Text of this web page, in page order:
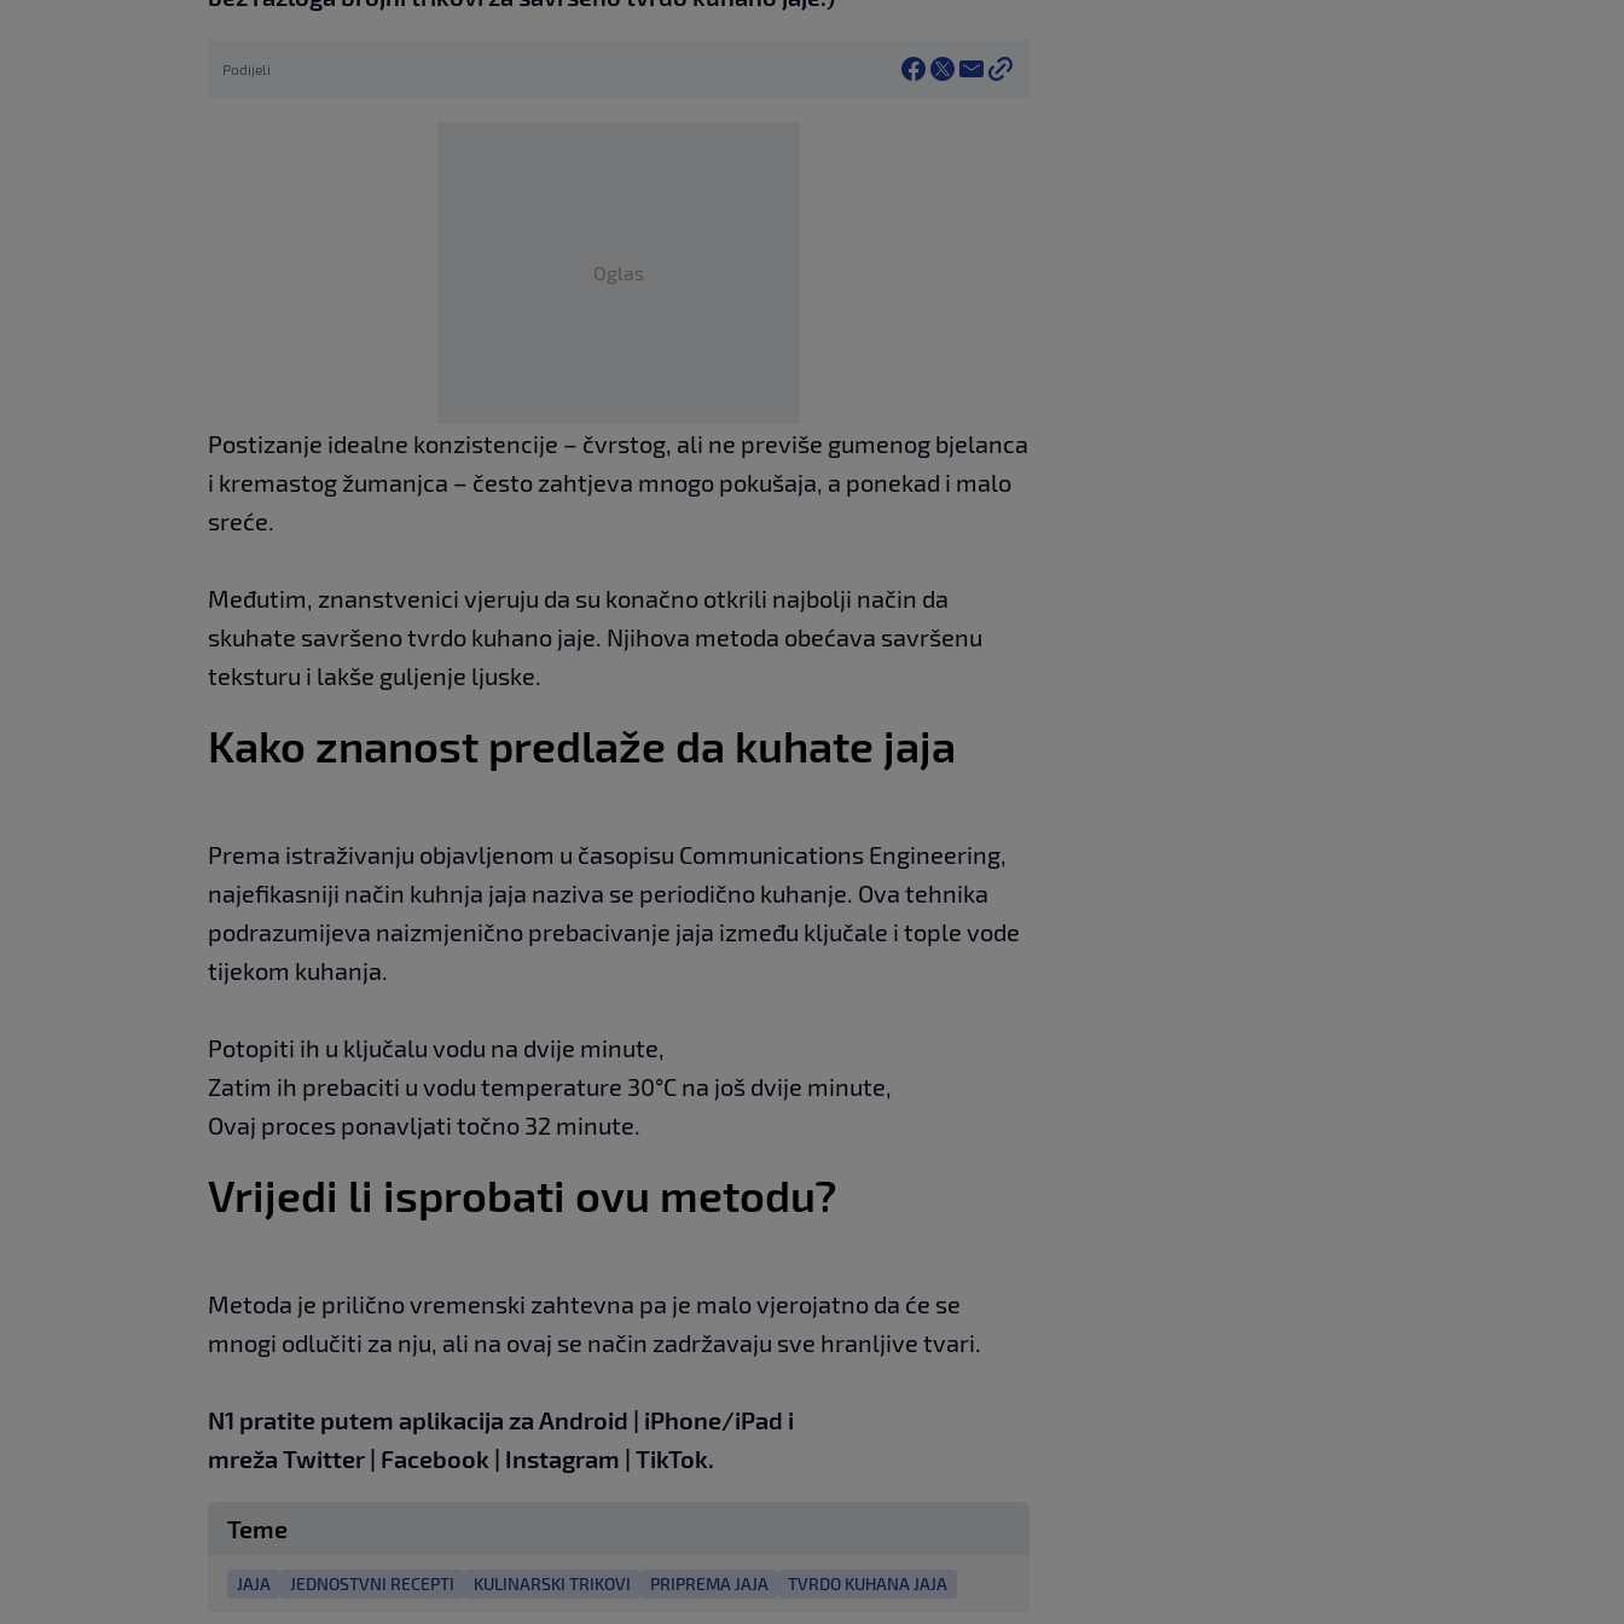
Podijeli
Oglas
Postizanje idealne konzistencije – čvrstog, ali ne previše gumenog bjelanca
i kremastog žumanjca – često zahtjeva mnogo pokušaja, a ponekad i malo
sreće.
Međutim, znanstvenici vjeruju da su konačno otkrili najbolji način da
skuhate savršeno tvrdo kuhano jaje. Njihova metoda obećava savršenu
teksturu i lakše guljenje ljuske.
Kako znanost predlaže da kuhate jaja
Prema istraživanju objavljenom u časopisu Communications Engineering,
najefikasniji način kuhnja jaja naziva se periodično kuhanje. Ova tehnika
podrazumijeva naizmjenično prebacivanje jaja između ključale i tople vode
tijekom kuhanja.
Potopiti ih u ključalu vodu na dvije minute,
Zatim ih prebaciti u vodu temperature 30°C na još dvije minute,
Ovaj proces ponavljati točno 32 minute.
Vrijedi li isprobati ovu metodu?
Metoda je prilično vremenski zahtevna pa je malo vjerojatno da će se
mnogi odlučiti za nju, ali na ovaj se način zadržavaju sve hranljive tvari.
N1 pratite putem aplikacija za Android | iPhone/iPad i
mreža Twitter | Facebook | Instagram | TikTok.
Teme
JAJA JEDNOSTVNI RECEPTI KULINARSKI TRIKOVI PRIPREMA JAJA TVRDO KUHANA JAJA